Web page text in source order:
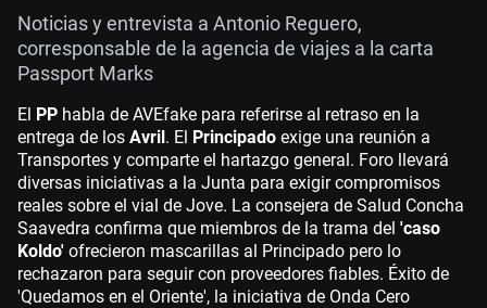
Noticias y entrevista a Antonio Reguero,
corresponsable de la agencia de viajes a la carta
Passport Marks
El PP habla de AVEfake para referirse al retraso en la
entrega de los Avril. El Principado exige una reunión a
Transportes y comparte el hartazgo general. Foro llevará
diversas iniciativas a la Junta para exigir compromisos
reales sobre el vial de Jove. La consejera de Salud Concha
Saavedra confirma que miembros de la trama del 'caso
Koldo' ofrecieron mascarillas al Principado pero lo
rechazaron para seguir con proveedores fiables. Éxito de
'Quedamos en el Oriente', la iniciativa de Onda Cero